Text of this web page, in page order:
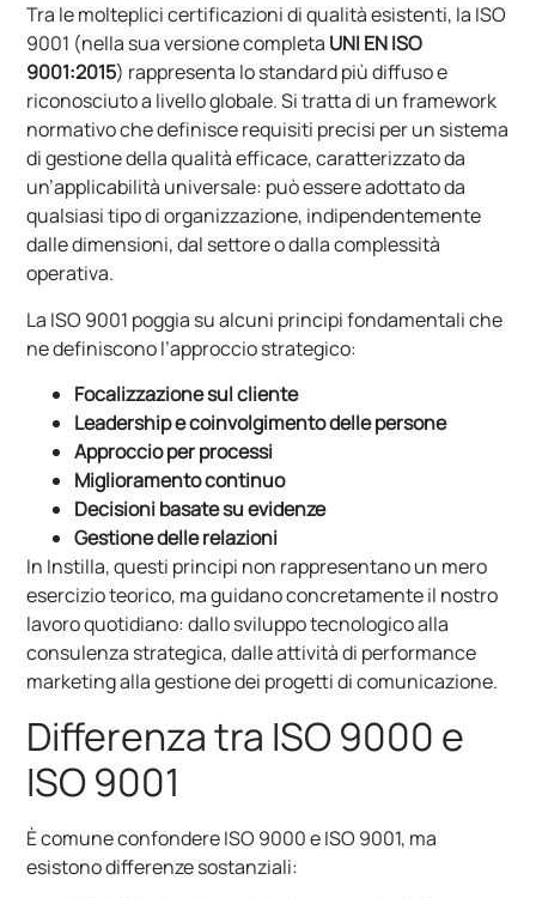
Tra le molteplici certificazioni di qualità esistenti, la ISO
9001 (nella sua versione completa UNI EN ISO
9001:2015) rappresenta lo standard più diffuso e
riconosciuto a livello globale. Si tratta di un framework
normativo che definisce requisiti precisi per un sistema
di gestione della qualità efficace, caratterizzato da
un’applicabilità universale: può essere adottato da
qualsiasi tipo di organizzazione, indipendentemente
dalle dimensioni, dal settore o dalla complessità
operativa.
La ISO 9001 poggia su alcuni principi fondamentali che
ne definiscono l’approccio strategico:
Focalizzazione sul cliente
Leadership e coinvolgimento delle persone
Approccio per processi
Miglioramento continuo
Decisioni basate su evidenze
Gestione delle relazioni
In Instilla, questi principi non rappresentano un mero
esercizio teorico, ma guidano concretamente il nostro
lavoro quotidiano: dallo sviluppo tecnologico alla
consulenza strategica, dalle attività di performance
marketing alla gestione dei progetti di comunicazione.
Differenza tra ISO 9000 e
ISO 9001
È comune confondere ISO 9000 e ISO 9001, ma
esistono differenze sostanziali: